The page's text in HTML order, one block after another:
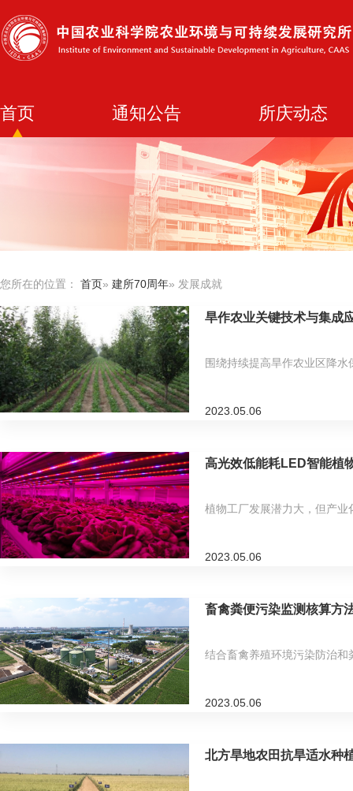
首页 通知公告 所庆动态
您所在的位置： 首页» 建所70周年» 发展成就
旱作农业关键技术与集成
围绕持续提高旱作农业区降
2023.05.06
高光效低能耗LED智能植
植物工厂发展潜力大，但产
2023.05.06
畜禽粪便污染监测核算方
结合畜禽养殖环境污染防治
2023.05.06
北方旱地农田抗旱适水种